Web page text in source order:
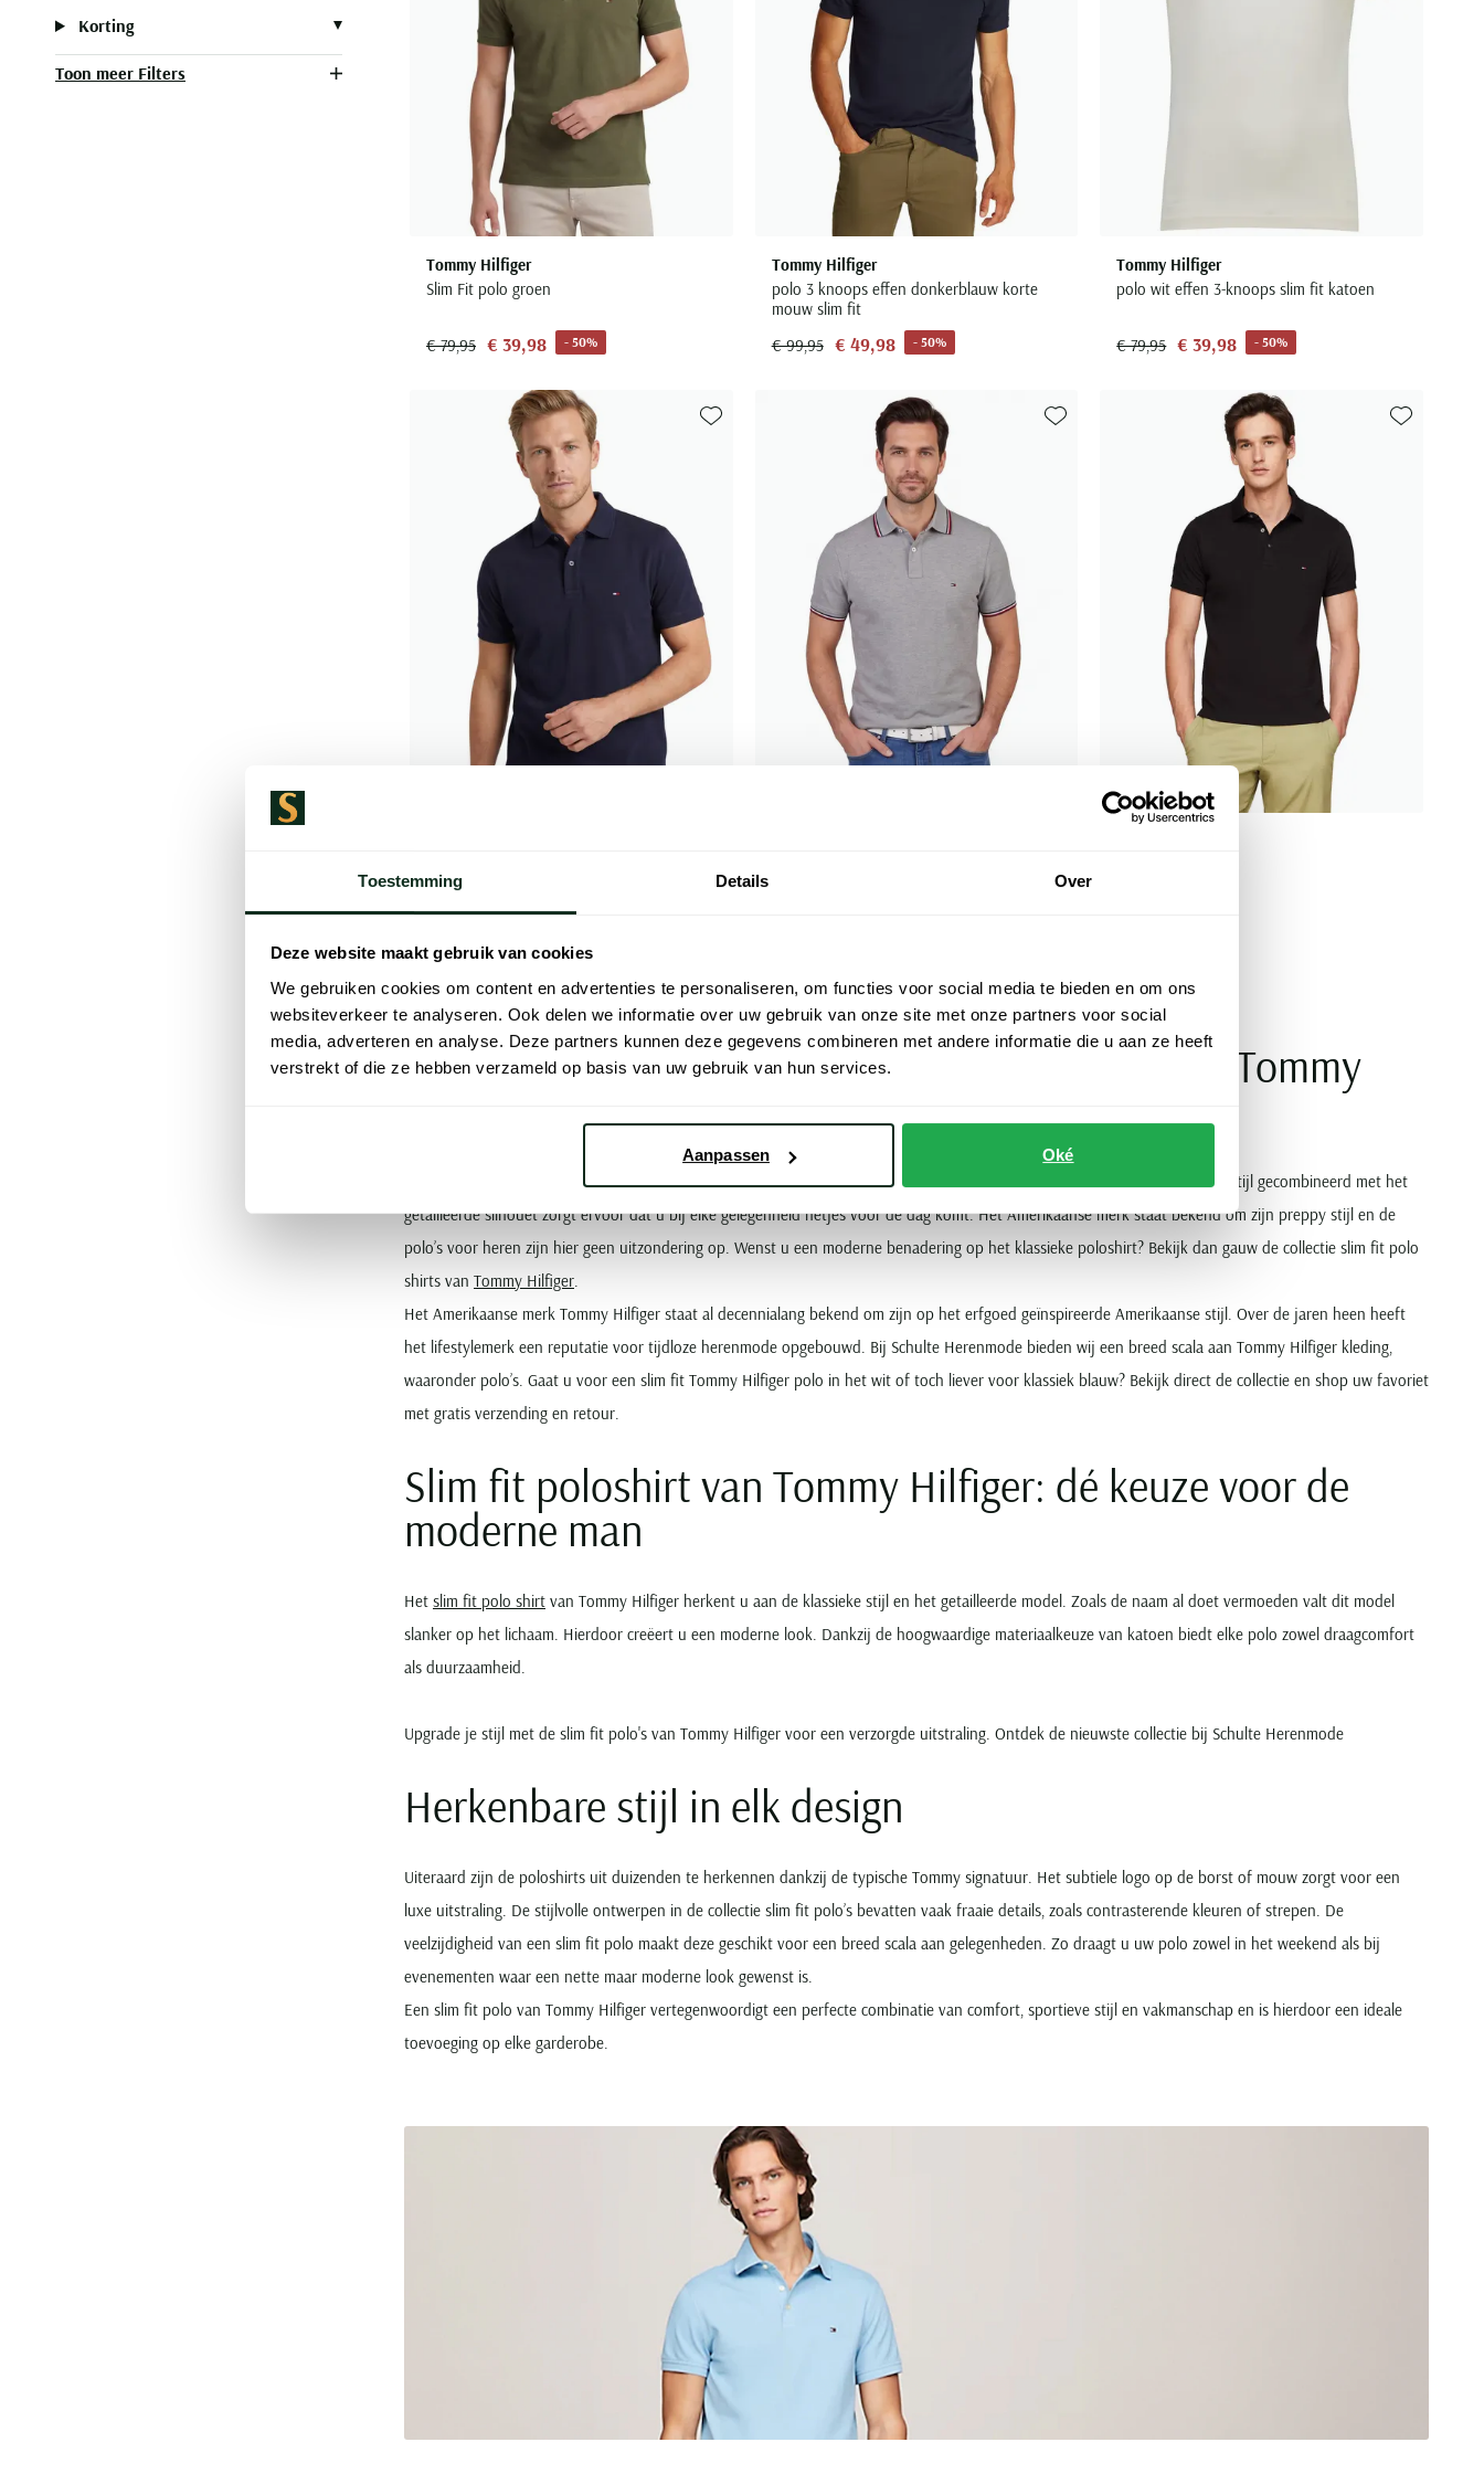
Toestemming Details Over
Deze website maakt gebruik van cookies
We gebruiken cookies om content en advertenties te personaliseren, om functies voor social media te bieden en om ons
websiteverkeer te analyseren. Ook delen we informatie over uw gebruik van onze site met onze partners voor social
media, adverteren en analyse. Deze partners kunnen deze gegevens combineren met andere informatie die u aan ze heeft
verstrekt of die ze hebben verzameld op basis van uw gebruik van hun services.
Aanpassen Oké
Korting
Toon meer Filters
Tommy Hilfiger
Slim Fit polo groen
€ 79,95 € 39,98 - 50%
Tommy Hilfiger
polo 3 knoops effen donkerblauw korte
mouw slim fit
€ 99,95 € 49,98 - 50%
Tommy Hilfiger
polo wit effen 3-knoops slim fit katoen
€ 79,95 € 39,98 - 50%
€ 79,95
Op zoek naar klassieke, sportieve stijl? Kies een Tommy
Hilfiger slim fit polo
polo van Tommy Hilfigermaakt u elke outfit af. Vooral wanneer u kiest voor een slim fit variant. De kenmerkende stijl gecombineerd met het
getailleerde silhouet zorgt ervoor dat u bij elke gelegenheid netjes voor de dag komt. Het Amerikaanse merk staat bekend om zijn preppy stijl en de
polo’s voor heren zijn hier geen uitzondering op. Wenst u een moderne benadering op het klassieke poloshirt? Bekijk dan gauw de collectie slim fit polo
shirts van Tommy Hilfiger.
Het Amerikaanse merk Tommy Hilfiger staat al decennialang bekend om zijn op het erfgoed geïnspireerde Amerikaanse stijl. Over de jaren heen heeft
het lifestylemerk een reputatie voor tijdloze herenmode opgebouwd. Bij Schulte Herenmode bieden wij een breed scala aan Tommy Hilfiger kleding,
waaronder polo’s. Gaat u voor een slim fit Tommy Hilfiger polo in het wit of toch liever voor klassiek blauw? Bekijk direct de collectie en shop uw favoriet
met gratis verzending en retour.
Slim fit poloshirt van Tommy Hilfiger: dé keuze voor de
moderne man
Het slim fit polo shirt van Tommy Hilfiger herkent u aan de klassieke stijl en het getailleerde model. Zoals de naam al doet vermoeden valt dit model
slanker op het lichaam. Hierdoor creëert u een moderne look. Dankzij de hoogwaardige materiaalkeuze van katoen biedt elke polo zowel draagcomfort
als duurzaamheid.
Upgrade je stijl met de slim fit polo's van Tommy Hilfiger voor een verzorgde uitstraling. Ontdek de nieuwste collectie bij Schulte Herenmode
Herkenbare stijl in elk design
Uiteraard zijn de poloshirts uit duizenden te herkennen dankzij de typische Tommy signatuur. Het subtiele logo op de borst of mouw zorgt voor een
luxe uitstraling. De stijlvolle ontwerpen in de collectie slim fit polo’s bevatten vaak fraaie details, zoals contrasterende kleuren of strepen. De
veelzijdigheid van een slim fit polo maakt deze geschikt voor een breed scala aan gelegenheden. Zo draagt u uw polo zowel in het weekend als bij
evenementen waar een nette maar moderne look gewenst is.
Een slim fit polo van Tommy Hilfiger vertegenwoordigt een perfecte combinatie van comfort, sportieve stijl en vakmanschap en is hierdoor een ideale
toevoeging op elke garderobe.